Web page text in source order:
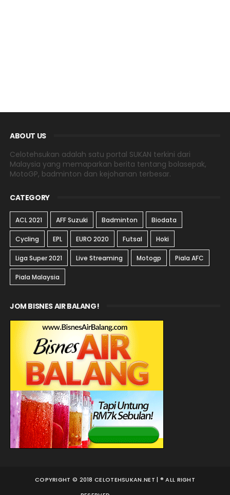
ABOUT US
Celotehsukan adalah satu portal SUKAN terkini dari
Malaysia yang memaparkan berita tentang bolasepak,
MotoGP, badminton dan kejohanan terbesar.
CATEGORY
ACL 2021 AFF Suzuki Badminton Biodata
Cycling EPL EURO 2020 Futsal Hoki
Liga Super 2021 Live Streaming Motogp Piala AFC
Piala Malaysia
JOM BISNES AIR BALANG!
COPYRIGHT © 2018 CELOTEHSUKAN.NET | ® ALL RIGHT